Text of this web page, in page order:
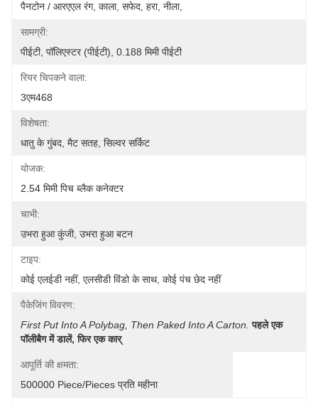
पैनटोन / आरएएल रंग, काला, सफेद, हरा, नीला,
सामग्री:
पीईटी, पॉलिएस्टर (पीईटी), 0.188 मिमी पीईटी
रियर चिपकने वाला:
3एम468
विशेषता:
धातु के गुंबद, मैट सतह, सिल्वर सर्किट
योजक:
2.54 मिमी पिच ब्लैक कनेक्टर
चाभी:
उभरा हुआ कुंजी, उभरा हुआ बटन
टाइप:
कोई एलईडी नहीं, एलसीडी विंडो के साथ, कोई पंच छेद नहीं
पैकेजिंग विवरण:
First Put Into A Polybag, Then Paked Into A Carton. पहले एक
पॉलीबैग में डालें, फिर एक कार्
आपूर्ति की क्षमता:
500000 Piece/Pieces प्रति महीना